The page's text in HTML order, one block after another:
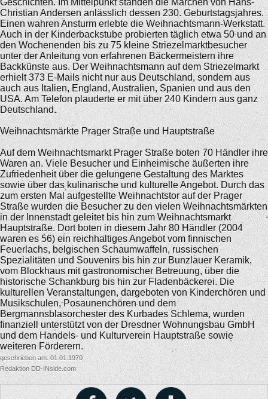
Christian Andersen anlässlich dessen 230. Geburtstagsjahres.
Einen wahren Ansturm erlebte die Weihnachtsmann-Werkstatt.
Auch in der Kinderbackstube probierten täglich etwa 50 und an
den Wochenenden bis zu 75 kleine Striezelmarktbesucher
unter der Anleitung von erfahrenen Bäckermeistern ihre
Backkünste aus. Der Weihnachtsmann auf dem Striezelmarkt
erhielt 373 E-Mails nicht nur aus Deutschland, sondern aus
auch aus Italien, England, Australien, Spanien und aus den
USA. Am Telefon plauderte er mit über 240 Kindern aus ganz
Deutschland.
Weihnachtsmärkte Prager Straße und Hauptstraße
Auf dem Weihnachtsmarkt Prager Straße boten 70 Händler ihre
Waren an. Viele Besucher und Einheimische äußerten ihre
Zufriedenheit über die gelungene Gestaltung des Marktes
sowie über das kulinarische und kulturelle Angebot. Durch das
zum ersten Mal aufgestellte Weihnachtstor auf der Prager
Straße wurden die Besucher zu den vielen Weihnachtsmärkten
in der Innenstadt geleitet bis hin zum Weihnachtsmarkt
Hauptstraße. Dort boten in diesem Jahr 80 Händler (2004
waren es 56) ein reichhaltiges Angebot vom finnischen
Feuerlachs, belgischen Schaumwaffeln, russischen
Spezialitäten und Souvenirs bis hin zur Bunzlauer Keramik,
vom Blockhaus mit gastronomischer Betreuung, über die
historische Schankburg bis hin zur Fladenbäckerei. Die
kulturellen Veranstaltungen, dargeboten von Kinderchören und
Musikschulen, Posaunenchören und dem
Bergmannsblasorchester des Kurbades Schlema, wurden
finanziell unterstützt von der Dresdner Wohnungsbau GmbH
und dem Handels- und Kulturverein Hauptstraße sowie
weiteren Förderern.
geschrieben am: 01.01.1970
Redaktion DD-INside.com